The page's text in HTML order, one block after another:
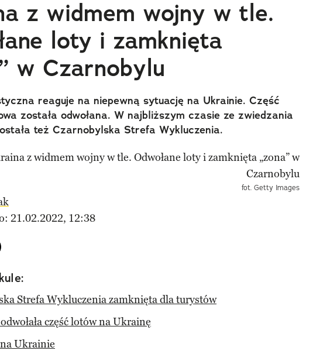
z widmem wojny w tle.
loty i zamknięta
w Czarnobylu
reaguje na niepewną sytuację na Ukrainie. Część
została odwołana. W najbliższym czasie ze zwiedzania
też Czarnobylska Strefa Wykluczenia.
fot. Getty Images
21.02.2022, 12:38
na twitter
do przyjaciela
Strefa Wykluczenia zamknięta dla turystów
część lotów na Ukrainę
Ukrainie